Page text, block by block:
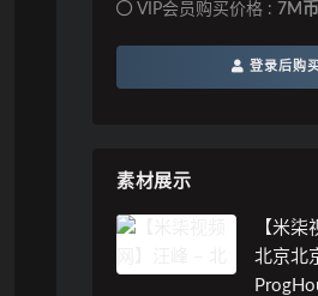
VIP会员购买价格 : 7M币
登录后购
素材展示
【米
北京北